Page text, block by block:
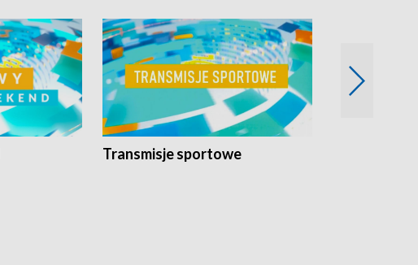
Transmisje sportowe